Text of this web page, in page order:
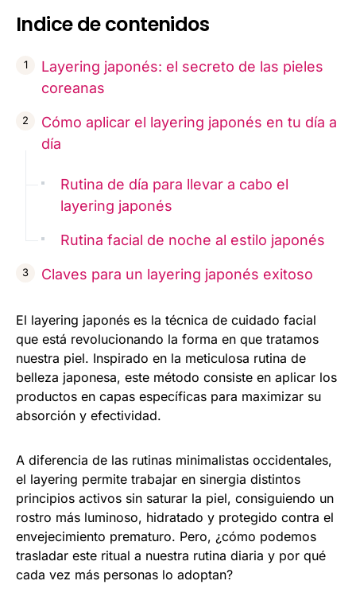
Indice de contenidos
Layering japonés: el secreto de las pieles
coreanas
Cómo aplicar el layering japonés en tu día a
día
Rutina de día para llevar a cabo el
layering japonés
Rutina facial de noche al estilo japonés
Claves para un layering japonés exitoso
El layering japonés es la técnica de cuidado facial
que está revolucionando la forma en que tratamos
nuestra piel. Inspirado en la meticulosa rutina de
belleza japonesa, este método consiste en aplicar los
productos en capas específicas para maximizar su
absorción y efectividad.
A diferencia de las rutinas minimalistas occidentales,
el layering permite trabajar en sinergia distintos
principios activos sin saturar la piel, consiguiendo un
rostro más luminoso, hidratado y protegido contra el
envejecimiento prematuro. Pero, ¿cómo podemos
trasladar este ritual a nuestra rutina diaria y por qué
cada vez más personas lo adoptan?